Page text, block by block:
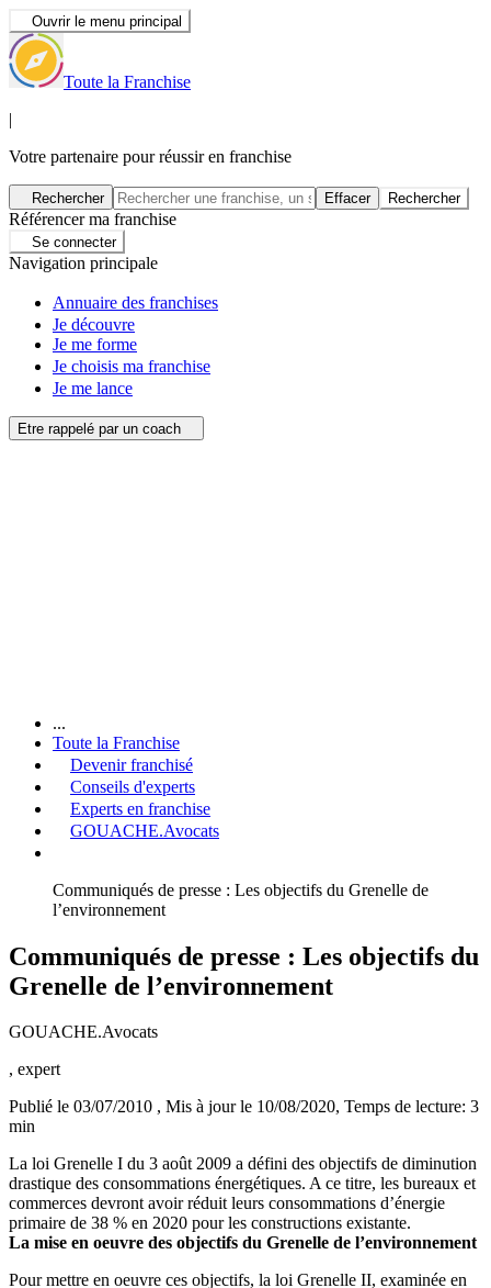
Ouvrir le menu principal
Toute la Franchise
|
Votre partenaire pour réussir en franchise
Rechercher Effacer Rechercher
Référencer ma franchise
Se connecter
Navigation principale
Annuaire des franchises
Je découvre
Je me forme
Je choisis ma franchise
Je me lance
Etre rappelé par un coach
...
Toute la Franchise
Devenir franchisé
Conseils d'experts
Experts en franchise
GOUACHE.Avocats
Communiqués de presse : Les objectifs du Grenelle de
l’environnement
Communiqués de presse : Les objectifs du
Grenelle de l’environnement
GOUACHE.Avocats
, expert
Publié le 03/07/2010 , Mis à jour le 10/08/2020, Temps de lecture: 3
min
La loi Grenelle I du 3 août 2009 a défini des objectifs de diminution
drastique des consommations énergétiques. A ce titre, les bureaux et
commerces devront avoir réduit leurs consommations d’énergie
primaire de 38 % en 2020 pour les constructions existante.
La mise en oeuvre des objectifs du Grenelle de l’environnement
Pour mettre en oeuvre ces objectifs, la loi Grenelle II, examinée en